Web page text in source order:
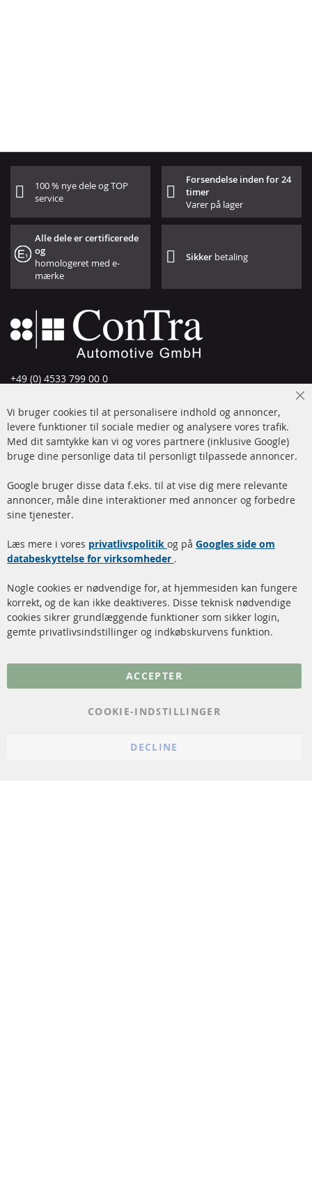
100 % nye dele og TOP
service
Forsendelse inden for 24
timer
Varer på lager
Alle dele er certificerede
og
homologeret med e-
mærke
Sikker betaling
+49 (0) 4533 799 00 0
info@contra-automotive.de
www.contra-automotive.de
Facebook
Instagram
Hurtige links
Dieselpartikelfilter (DPF)
rengøring
Katalysator (KAT)
Sensorer
FAQ
Kundeservice
Betalingsmetoder
Kontakt
Vi bruger cookies til at personalisere indhold og annoncer,
levere funktioner til sociale medier og analysere vores trafik.
Med dit samtykke kan vi og vores partnere (inklusive Google)
bruge dine personlige data til personligt tilpassede annoncer.
Google bruger disse data f.eks. til at vise dig mere relevante
annoncer, måle dine interaktioner med annoncer og forbedre
sine tjenester.
Læs mere i vores privatlivspolitik og på Googles side om
databeskyttelse for virksomheder .
Nogle cookies er nødvendige for, at hjemmesiden kan fungere
korrekt, og de kan ikke deaktiveres. Disse teknisk nødvendige
cookies sikrer grundlæggende funktioner som sikker login,
gemte privatlivsindstillinger og indkøbskurvens funktion.
ACCEPTER
COOKIE-INDSTILLINGER
DECLINE